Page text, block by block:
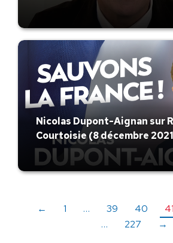
Nicolas Dupont-Aignan sur
Courtoisie (8 décembre
← 1 … 39 40 41
…
227 →